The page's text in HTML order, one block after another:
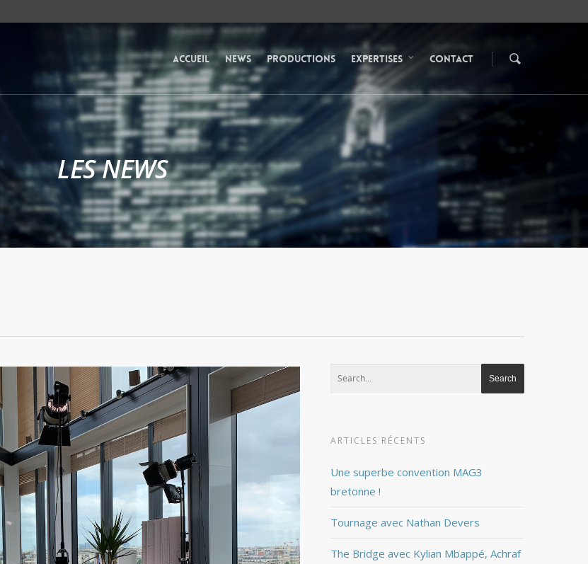
Accueil News Productions Expertises Contact
LES NEWS
ARTICLES RÉCENTS
Une superbe convention MAG3
bretonne !
Tournage avec Nathan Devers
The Bridge avec Kylian Mbappé, Achraf